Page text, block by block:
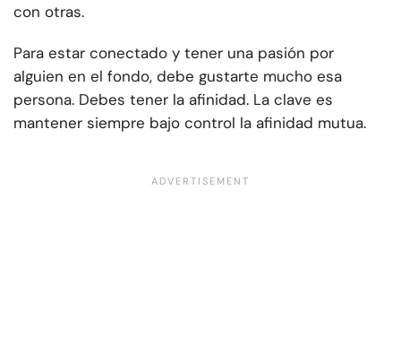
con otras.
Para estar conectado y tener una pasión por
alguien en el fondo, debe gustarte mucho esa
persona. Debes tener la afinidad. La clave es
mantener siempre bajo control la afinidad mutua.